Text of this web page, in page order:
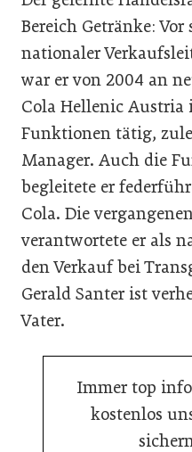
Bereich Getränke:
nationaler
war er von 2004 an
Cola Hellenic Austria
Funktionen tätig,
Manager. Auch die
begleitete er
Cola. Die
verantwortete er als
den Verkauf bei
Gerald Santer ist
Vater.
Immer top
kostenlos